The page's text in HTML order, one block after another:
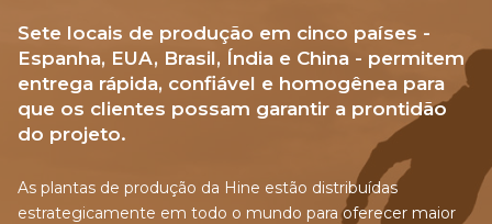
Sete locais de produção em cinco países -
Espanha, EUA, Brasil, Índia e China - permitem
entrega rápida, confiável e homogênea para
que os clientes possam garantir a prontidão
do projeto.
As plantas de produção da Hine estão distribuídas
estrategicamente em todo o mundo para oferecer maior